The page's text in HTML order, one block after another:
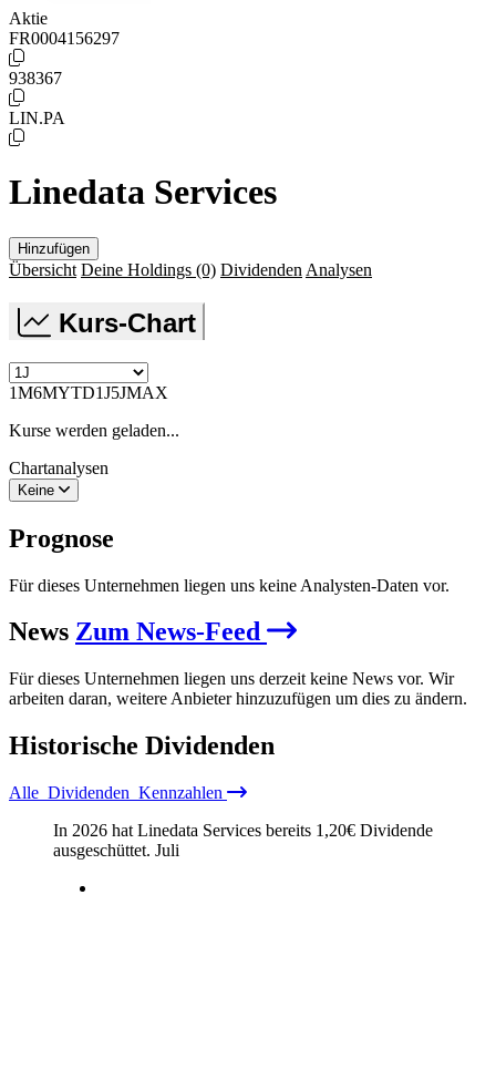
Aktie
FR0004156297
938367
LIN.PA
Linedata Services
Hinzufügen
Übersicht Deine Holdings (0) Dividenden Analysen
Kurs-Chart
1M6MYTD1J5JMAX
Kurse werden geladen...
Chartanalysen
Keine
Prognose
Für dieses Unternehmen liegen uns keine Analysten-Daten vor.
News Zum News-Feed
Für dieses Unternehmen liegen uns derzeit keine News vor. Wir
arbeiten daran, weitere Anbieter hinzuzufügen um dies zu ändern.
Historische Dividenden
Alle Dividenden Kennzahlen
In 2026 hat Linedata Services bereits 1,20€ Dividende
ausgeschüttet. Juli